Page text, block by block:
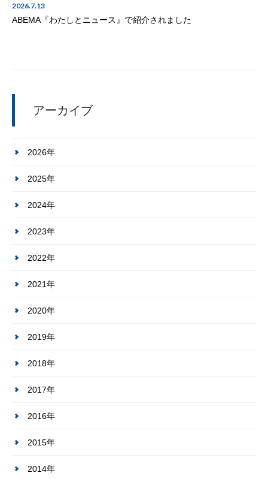
2026.7.13
ABEMA『わたしとニュース』で紹介されました
アーカイブ
2026年
2025年
2024年
2023年
2022年
2021年
2020年
2019年
2018年
2017年
2016年
2015年
2014年